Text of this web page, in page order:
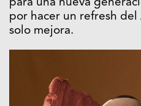
para una nueva
por hacer un refresh del
solo mejora.